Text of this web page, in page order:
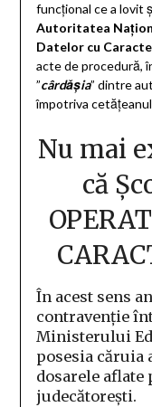
funcțional ce a lovit
Autoritatea
Datelor cu
acte de procedură,
”cârdășia” dintre
împotriva
Nu mai
că
În acest sens
contravenție
Ministerului
posesia
dosarele
judecătorești.